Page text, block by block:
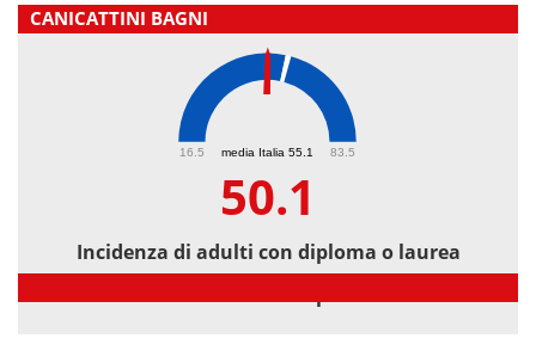
CANICATTINI BAGNI
media Italia 55.1
16.5 83.5
50.1
Incidenza di adulti con diploma o laurea